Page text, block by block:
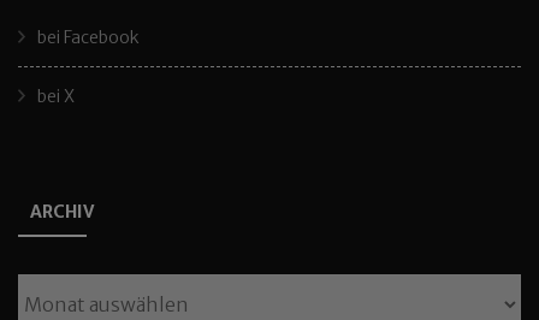
bei Facebook
bei X
ARCHIV